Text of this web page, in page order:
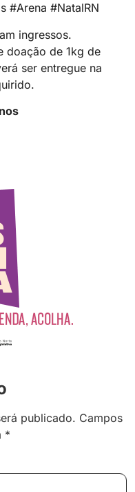
#Arena #NatalRN
ingressos.
doação de 1kg de
ser entregue na
publicado. Campos
*